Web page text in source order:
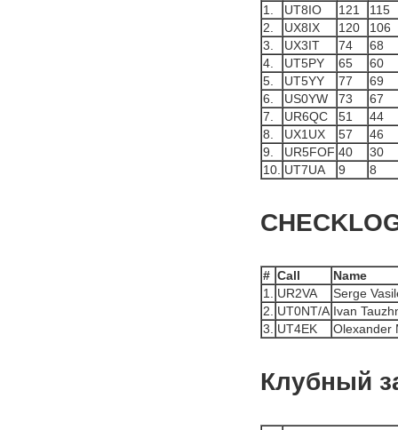
1.
UT8IO 121
115
2.
UX8IX 120
106
3.
UX3IT 74
68
4.
UT5PY 65
60
5.
UT5YY 77
69
6.
US0YW 73
67
7.
UR6QC 51
44
8.
UX1UX 57
46
9.
UR5FOF 40
30
10. UT7UA 9 8
# Call
Name
1.
UR2VA
Serge
2.
UT0NT/A Ivan
3.
UT4EK Olexander
Клубный